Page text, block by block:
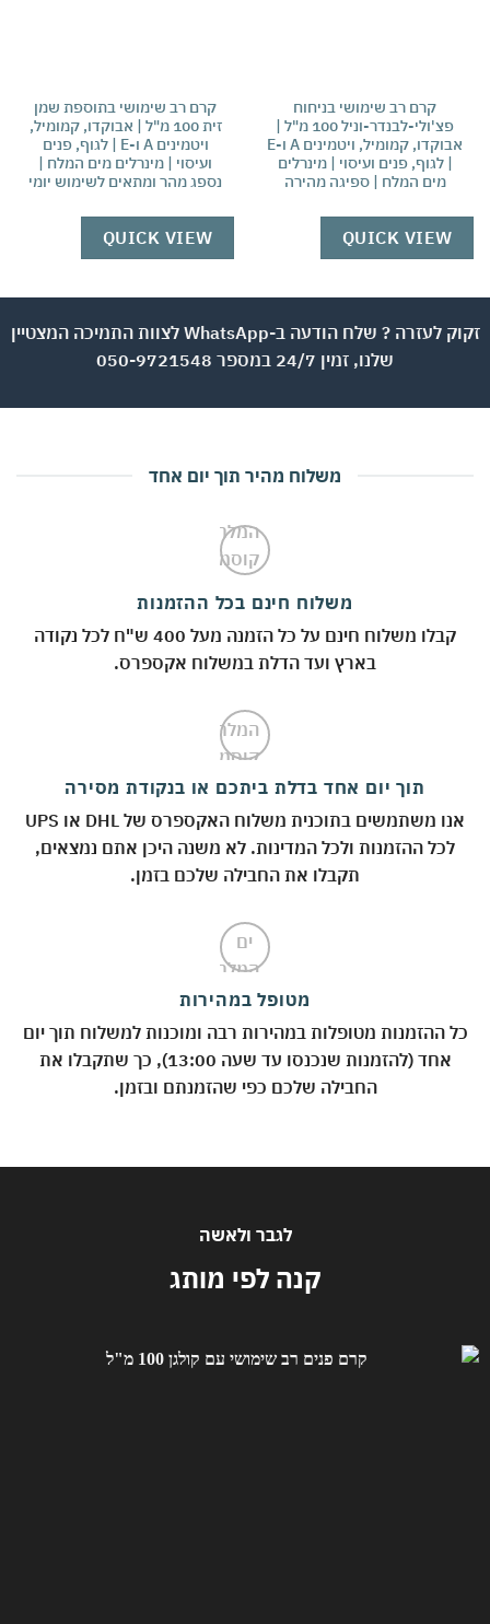
קרם רב שימושי בניחוח
פצ'ולי-לבנדר-וניל 100 מ"ל |
אבוקדו, קמומיל, ויטמינים A ו-E
| לגוף, פנים ועיסוי | מינרלים
מים המלח | ספיגה מהירה
QUICK VIEW
קרם רב שימושי בתוספת שמן
זית 100 מ"ל | אבוקדו, קמומיל,
ויטמינים A ו-E | לגוף, פנים
ועיסוי | מינרלים מים המלח |
נספג מהר ומתאים לשימוש יומי
QUICK VIEW
זקוק לעזרה ? שלח הודעה ב-WhatsApp לצוות התמיכה המצטיין
שלנו, זמין 24/7 במספר 050-9721548
משלוח מהיר תוך יום אחד
משלוח חינם בכל ההזמנות
קבלו משלוח חינם על כל הזמנה מעל 400 ש"ח לכל נקודה
בארץ ועד הדלת במשלוח אקספרס.
תוך יום אחד בדלת ביתכם או בנקודת מסירה
אנו משתמשים בתוכנית משלוח האקספרס של DHL או UPS
לכל ההזמנות ולכל המדינות. לא משנה היכן אתם נמצאים,
תקבלו את החבילה שלכם בזמן.
מטופל במהירות
ההזמנות מטופלות במהירות רבה ומוכנות למשלוח תוך יום
אחד (להזמנות שנכנסו עד שעה 13:00), כך שתקבלו את
החבילה שלכם כפי שהזמנתם ובזמן.
לגבר ולאשה
קנה לפי מותג